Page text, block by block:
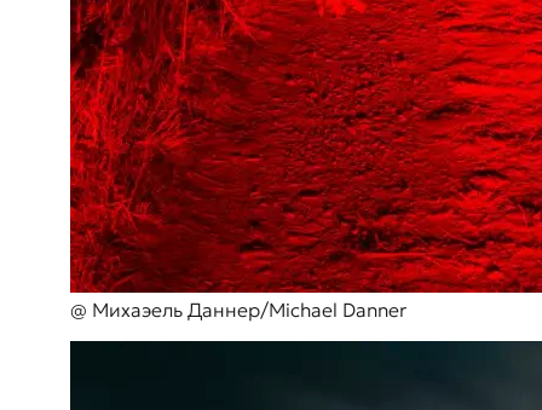
@ Михаэель Даннер/Michael Danner